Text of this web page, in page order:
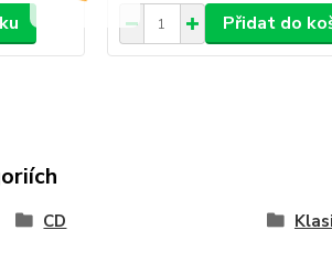
Přidat do
CD